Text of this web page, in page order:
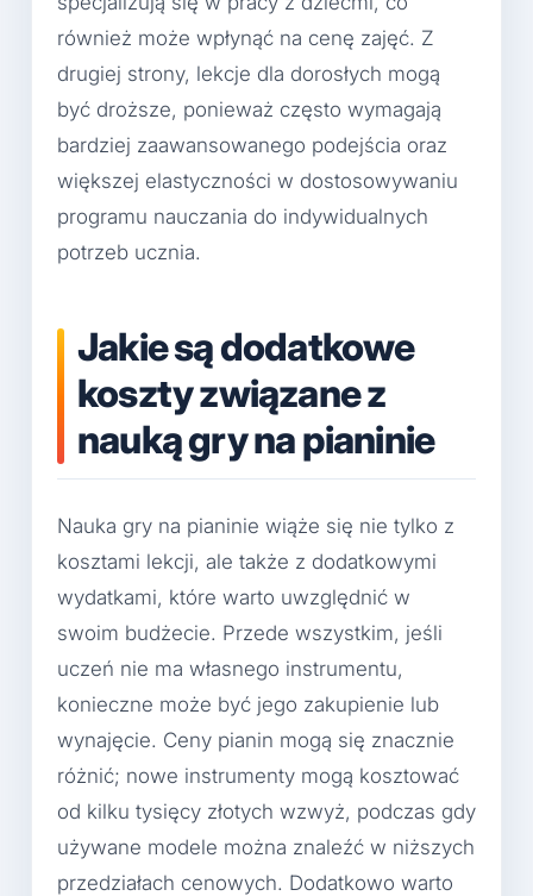
również może wpłynąć na cenę zajęć. Z
drugiej strony, lekcje dla dorosłych mogą
być droższe, ponieważ często wymagają
bardziej zaawansowanego podejścia oraz
większej elastyczności w dostosowywaniu
programu nauczania do indywidualnych
potrzeb ucznia.
Jakie są dodatkowe
koszty związane z
nauką gry na pianinie
Nauka gry na pianinie wiąże się nie tylko z
kosztami lekcji, ale także z dodatkowymi
wydatkami, które warto uwzględnić w
swoim budżecie. Przede wszystkim, jeśli
uczeń nie ma własnego instrumentu,
konieczne może być jego zakupienie lub
wynajęcie. Ceny pianin mogą się znacznie
różnić; nowe instrumenty mogą kosztować
od kilku tysięcy złotych wzwyż, podczas gdy
używane modele można znaleźć w niższych
przedziałach cenowych. Dodatkowo warto